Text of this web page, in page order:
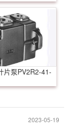
片泵PV2R2-41-
2023-05-19